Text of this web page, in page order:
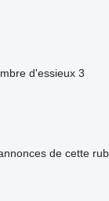
d'essieux 3
de cette